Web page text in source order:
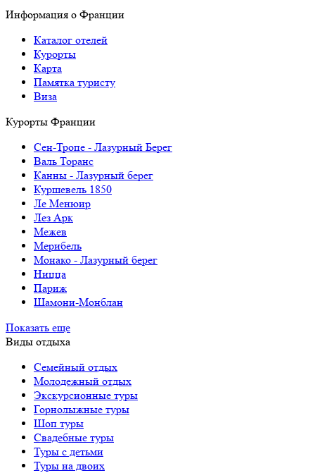
Информация о Франции
Каталог отелей
Курорты
Карта
Памятка туристу
Виза
Курорты Франции
Cен-Тропе - Лазурный Берег
Валь Торанс
Канны - Лазурный берег
Куршевель 1850
Ле Менюир
Лез Арк
Межев
Мерибель
Монако - Лазурный берег
Ницца
Париж
Шамони-Монблан
Показать еще
Виды отдыха
Семейный отдых
Молодежный отдых
Экскурсионные туры
Горнолыжные туры
Шоп туры
Свадебные туры
Туры с детьми
Туры на двоих